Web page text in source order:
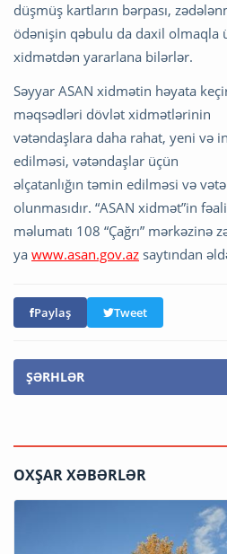
düşmüş kartların bərpası,
ödənişin qəbulu da daxil olmaqla
xidmətdən yararlana bilərlər.
Səyyar ASAN xidmətin həyata
məqsədləri dövlət xidmətlərinin
vətəndaşlara daha rahat, yeni və
edilməsi, vətəndaşlar üçün
əlçatanlığın təmin edilməsi və
olunmasıdır. “ASAN xidmət”in
məlumatı 108 “Çağrı” mərkəzinə
ya www.asan.gov.az saytından
Paylaş Tweet
ŞƏRHLƏR
OXŞAR XƏBƏRLƏR